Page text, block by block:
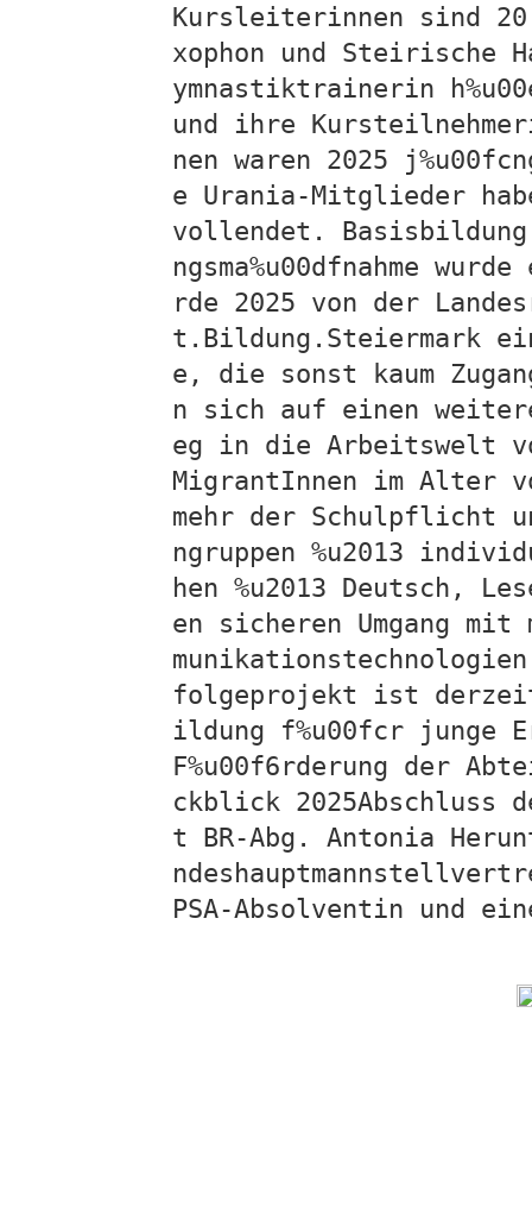
Kursleiterinnen sind
xophon und Steirische
ymnastiktrainerin
und ihre
nen waren 2025
e Urania-Mitglieder
vollendet.
ngsma%u00dfnahme
rde 2025 von der
t.Bildung.Steiermark
e, die sonst kaum
n sich auf einen
eg in die Arbeitswelt
MigrantInnen im Alter
mehr der Schulpflicht
ngruppen %u2013
hen %u2013 Deutsch,
en sicheren Umgang mit
folgeprojekt ist derzeit
ildung f%u00fcr junge
F%u00f6rderung der
ckblick 2025Abschluss
t BR-Abg. Antonia